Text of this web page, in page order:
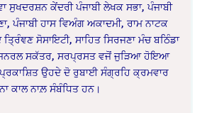
ਸੁਖਦਰਸ਼ਨ ਕੇਂਦਰੀ ਪੰਜਾਬੀ ਲੇਖਕ ਸਭਾ, ਪੰਜਾਬੀ
ਪੰਜਾਬੀ ਹਾਸ ਵਿਅੰਗ ਅਕਾਦਮੀ, ਰਾਮ ਨਾਟਕ
ਸੋਸਾਇਟੀ, ਸਾਹਿਤ ਸਿਰਜਣਾ ਮੰਚ ਬਠਿੰਡਾ
ਜਨਰਲ ਸਕੱਤਰ, ਸਰਪ੍ਰਸਤ ਵਜੋਂ ਜੁੜਿਆ ਹੋਇਆ
ਉਹਦੇ ਦੋ ਰੁਬਾਈ ਸੰਗ੍ਰਹਿ ਕ੍ਰਮਵਾਰ
ਕਾਲ ਨਾਲ਼ ਸੰਬੰਧਿਤ ਹਨ।